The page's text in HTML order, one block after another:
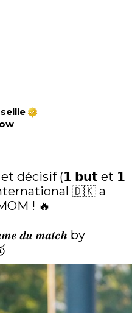
décisif (𝟭 𝗯𝘂𝘁 et 𝟭
🇩🇰 a
! 🔥
𝒅𝒖 𝒎𝒂𝒕𝒄𝒉 by